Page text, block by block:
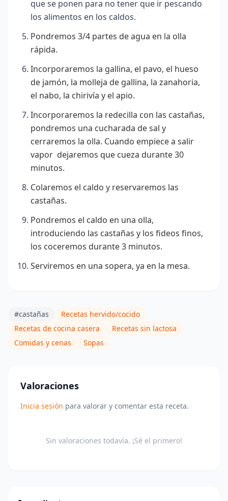
que se ponen para no tener que ir pescando
los alimentos en los caldos.
Pondremos 3/4 partes de agua en la olla
rápida.
Incorporaremos la gallina, el pavo, el hueso
de jamón, la molleja de gallina, la zanahoria,
el nabo, la chirivía y el apio.
Incorporaremos la redecilla con las castañas,
pondremos una cucharada de sal y
cerraremos la olla. Cuando empiece a salir
vapor dejaremos que cueza durante 30
minutos.
Colaremos el caldo y reservaremos las
castañas.
Pondremos el caldo en una olla,
introduciendo las castañas y los fideos finos,
los coceremos durante 3 minutos.
Serviremos en una sopera, ya en la mesa.
#castañas
Recetas hervido/cocido
Recetas de cocina casera
Recetas sin lactosa
Comidas y cenas
Sopas
Valoraciones
Inicia sesión para valorar y comentar esta receta.
Sin valoraciones todavía. ¡Sé el primero!